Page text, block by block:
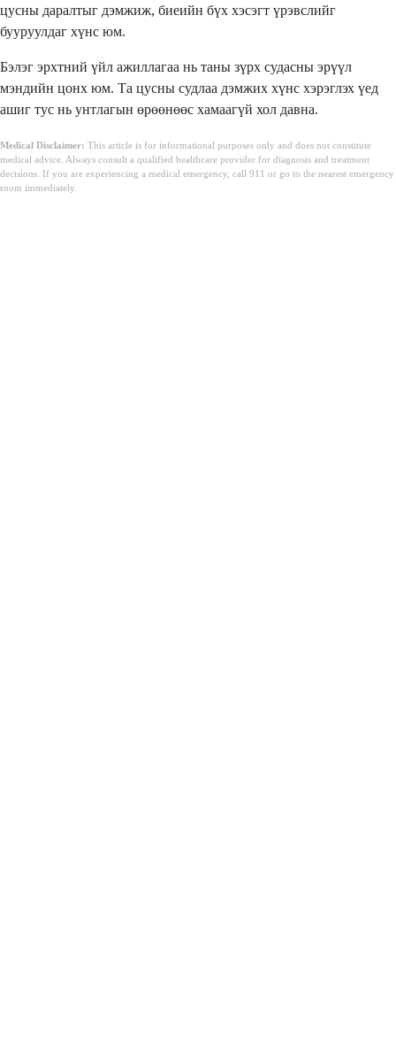
цусны даралтыг дэмжиж, биеийн бүх хэсэгт үрэвслийг
бууруулдаг хүнс юм.
Бэлэг эрхтний үйл ажиллагаа нь таны зүрх судасны эрүүл
мэндийн цонх юм. Та цусны судлаа дэмжих хүнс хэрэглэх үед
ашиг тус нь унтлагын өрөөнөөс хамаагүй хол давна.
Medical Disclaimer: This article is for informational purposes only and does not constitute
medical advice. Always consult a qualified healthcare provider for diagnosis and treatment
decisions. If you are experiencing a medical emergency, call 911 or go to the nearest emergency
room immediately.